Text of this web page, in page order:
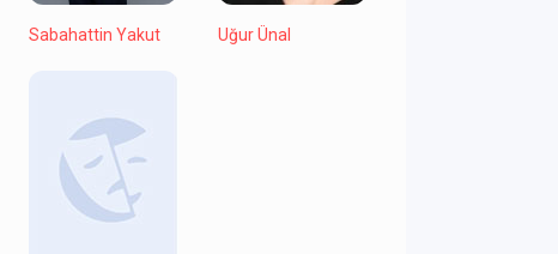
Sabahattin Yakut Uğur Ünal